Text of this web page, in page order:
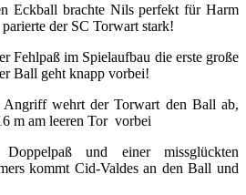
Eckball brachte Nils perfekt für Harm
der SC Torwart stark!
Fehlpaß im Spielaufbau die erste große
Ball geht knapp vorbei!
wehrt der Torwart den Ball ab,
m am leeren Tor vorbei
und einer missglückten
kommt Cid-Valdes an den Ball und